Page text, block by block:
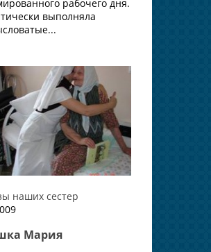
рабочего дня.
выполняла
наших сестер
Мария